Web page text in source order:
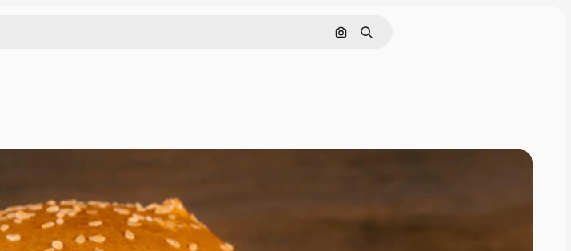
画像で検索
検索